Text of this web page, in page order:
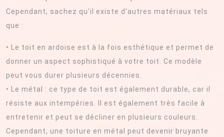
Cependant, sachez qu’il existe d’autres matériaux tels
que :
• Le toit en ardoise est à la fois esthétique et permet de
donner un aspect sophistiqué à votre toit. Ce modèle
peut vous durer plusieurs décennies.
• Le métal : ce type de toit est également durable, car il
résiste aux intempéries. Il est également très facile à
entretenir et peut se décliner en plusieurs couleurs.
Cependant, une toiture en métal peut devenir bruyante